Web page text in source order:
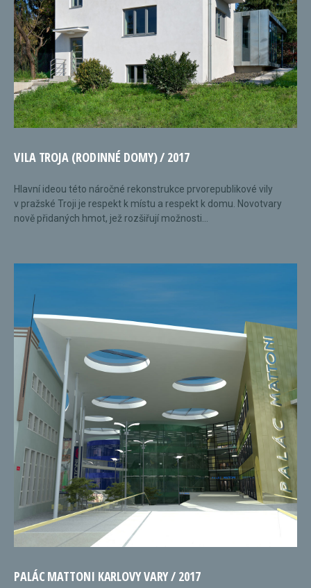
VILA TROJA (RODINNÉ DOMY) / 2017
Hlavní ideou této náročné rekonstrukce prvorepublikové vily
v pražské Troji je respekt k místu a respekt k domu. Novotvary
nově přidaných hmot, jež rozšiřují možnosti...
PALÁC MATTONI KARLOVY VARY / 2017